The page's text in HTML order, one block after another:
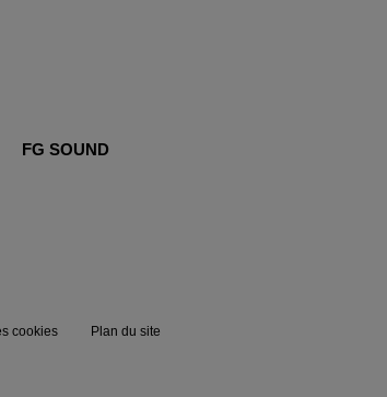
FG SOUND
cookies Plan du site